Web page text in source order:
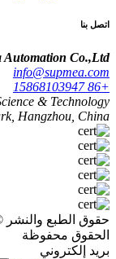
اتصل بنا
Automation Co.,Ltd
info@supmea.com
+86 15868103947
& Technology
Hangzhou, China
الحقوق محفوظة
بريد إلكتروني